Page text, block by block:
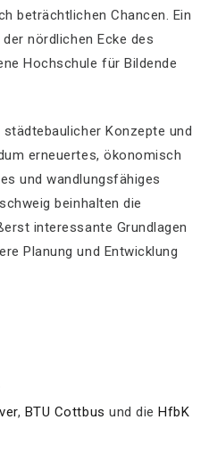
beträchtlichen Chancen. Ein
nördlichen Ecke des
Hochschule für Bildende
Konzepte und
erneuertes, ökonomisch
und wandlungsfähiges
beinhalten die
interessante Grundlagen
Planung und Entwicklung
, BTU Cottbus und dieHfbK